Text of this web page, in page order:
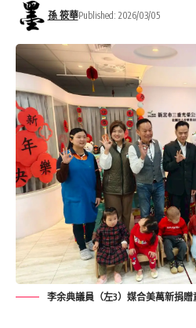
孫 筱華Published: 2026/03/05
李余典議員（左3）媒合美萬新捐